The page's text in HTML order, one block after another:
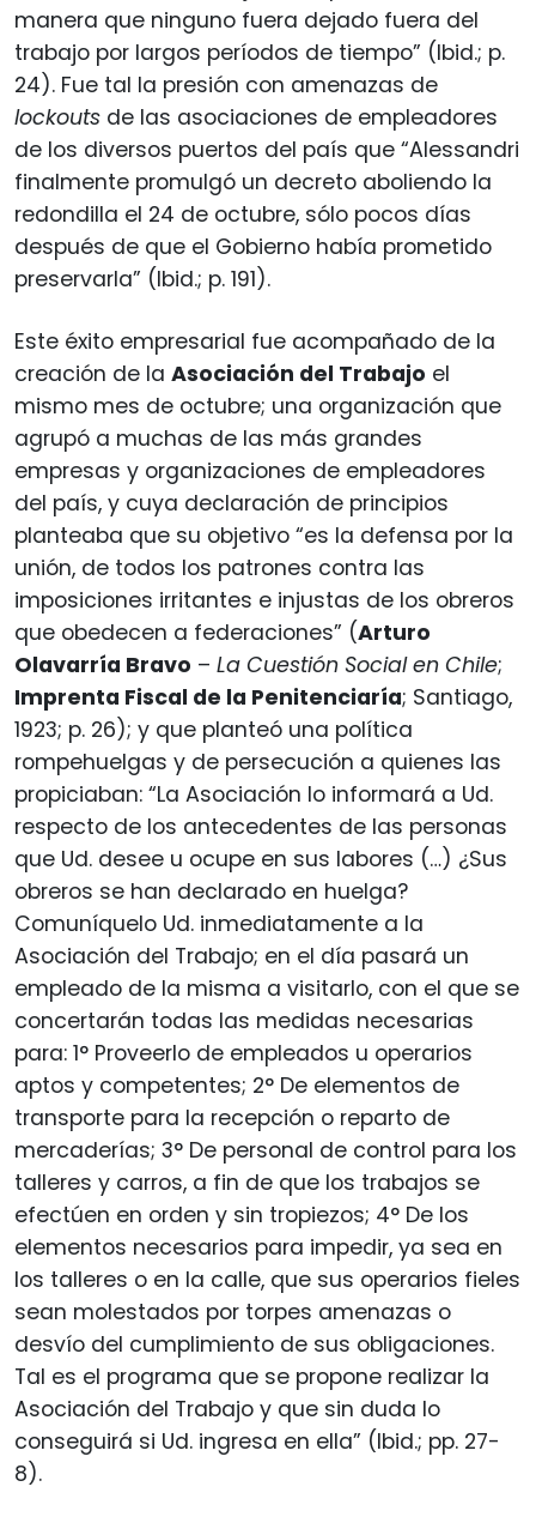
manera que ninguno fuera dejado fuera del
trabajo por largos períodos de tiempo” (Ibid.; p.
24). Fue tal la presión con amenazas de
lockouts de las asociaciones de empleadores
de los diversos puertos del país que “Alessandri
finalmente promulgó un decreto aboliendo la
redondilla el 24 de octubre, sólo pocos días
después de que el Gobierno había prometido
preservarla” (Ibid.; p. 191).
Este éxito empresarial fue acompañado de la
creación de la Asociación del Trabajo el
mismo mes de octubre; una organización que
agrupó a muchas de las más grandes
empresas y organizaciones de empleadores
del país, y cuya declaración de principios
planteaba que su objetivo “es la defensa por la
unión, de todos los patrones contra las
imposiciones irritantes e injustas de los obreros
que obedecen a federaciones” (Arturo
Olavarría Bravo – La Cuestión Social en Chile;
Imprenta Fiscal de la Penitenciaría; Santiago,
1923; p. 26); y que planteó una política
rompehuelgas y de persecución a quienes las
propiciaban: “La Asociación lo informará a Ud.
respecto de los antecedentes de las personas
que Ud. desee u ocupe en sus labores (…) ¿Sus
obreros se han declarado en huelga?
Comuníquelo Ud. inmediatamente a la
Asociación del Trabajo; en el día pasará un
empleado de la misma a visitarlo, con el que se
concertarán todas las medidas necesarias
para: 1° Proveerlo de empleados u operarios
aptos y competentes; 2° De elementos de
transporte para la recepción o reparto de
mercaderías; 3° De personal de control para los
talleres y carros, a fin de que los trabajos se
efectúen en orden y sin tropiezos; 4° De los
elementos necesarios para impedir, ya sea en
los talleres o en la calle, que sus operarios fieles
sean molestados por torpes amenazas o
desvío del cumplimiento de sus obligaciones.
Tal es el programa que se propone realizar la
Asociación del Trabajo y que sin duda lo
conseguirá si Ud. ingresa en ella” (Ibid.; pp. 27-
8).